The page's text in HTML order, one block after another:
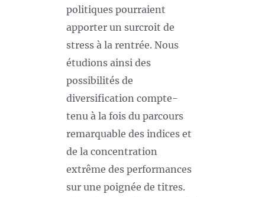
politiques pourraient
apporter un surcroit de
stress à la rentrée. Nous
étudions ainsi des
possibilités de
diversification compte-
tenu à la fois du parcours
remarquable des indices et
de la concentration
extrême des performances
sur une poignée de titres.